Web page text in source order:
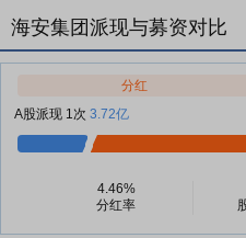
海安集团派现与募资对比
分红
A股派现 1次 3.72亿
4.46%
分红率